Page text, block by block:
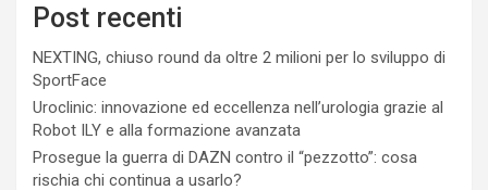
Post recenti
NEXTING, chiuso round da oltre 2 milioni per lo sviluppo di
SportFace
Uroclinic: innovazione ed eccellenza nell’urologia grazie al
Robot ILY e alla formazione avanzata
Prosegue la guerra di DAZN contro il “pezzotto”: cosa
rischia chi continua a usarlo?